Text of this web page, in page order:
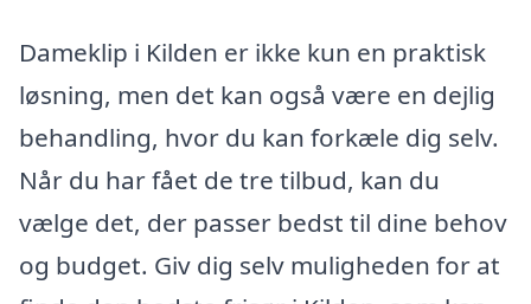
Dameklip i Kilden er ikke kun en praktisk
løsning, men det kan også være en dejlig
behandling, hvor du kan forkæle dig selv.
Når du har fået de tre tilbud, kan du
vælge det, der passer bedst til dine behov
og budget. Giv dig selv muligheden for at